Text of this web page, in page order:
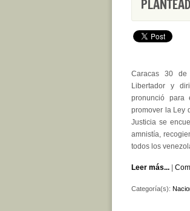
Caracas 30
Libertador y
pronunció
promover la Ley
Justicia se
amnistía,
todos los
Leer más...
Categoría(s):